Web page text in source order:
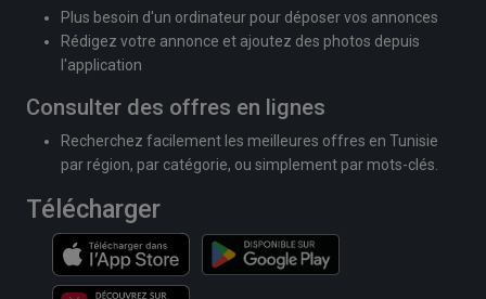
Plus besoin d'un ordinateur pour déposer vos annonces
Rédigez votre annonce et ajoutez des photos depuis
l'application
Consulter des offres en lignes
Recherchez facilement les meilleures offres en Tunisie
par région, par catégorie, ou simplement par mots-clés.
Télécharger